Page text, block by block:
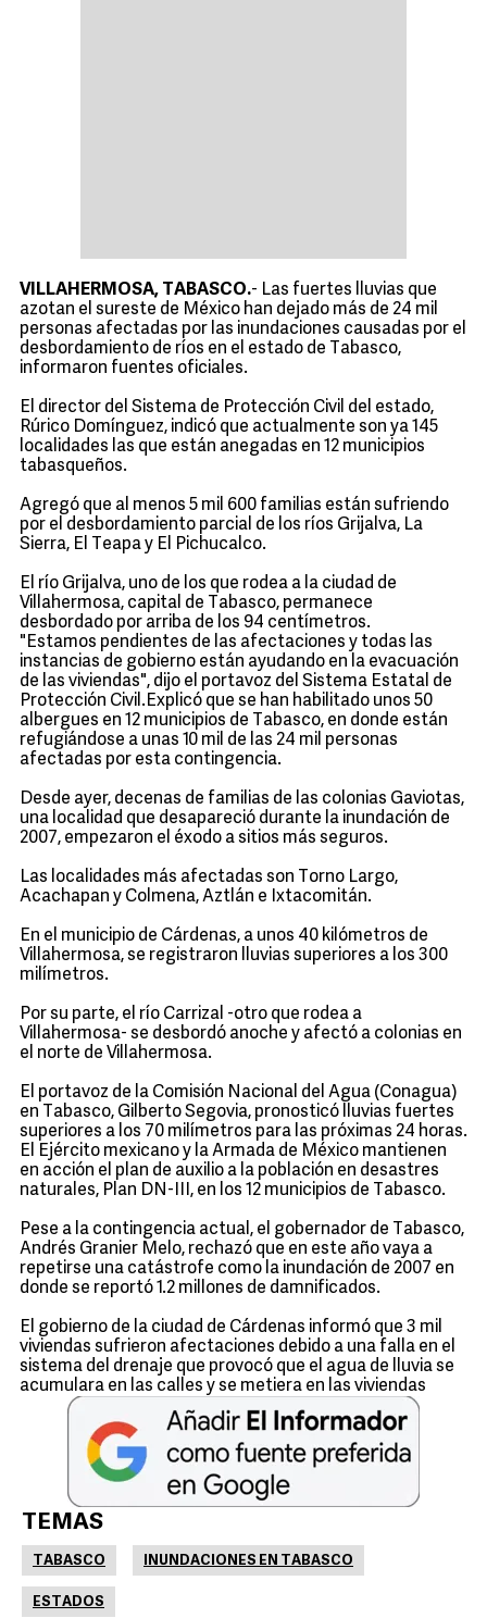
VILLAHERMOSA, TABASCO.- Las fuertes lluvias que
azotan el sureste de México han dejado más de 24 mil
personas afectadas por las inundaciones causadas por el
desbordamiento de ríos en el estado de Tabasco,
informaron fuentes oficiales.
El director del Sistema de Protección Civil del estado,
Rúrico Domínguez, indicó que actualmente son ya 145
localidades las que están anegadas en 12 municipios
tabasqueños.
Agregó que al menos 5 mil 600 familias están sufriendo
por el desbordamiento parcial de los ríos Grijalva, La
Sierra, El Teapa y El Pichucalco.
El río Grijalva, uno de los que rodea a la ciudad de
Villahermosa, capital de Tabasco, permanece
desbordado por arriba de los 94 centímetros.
"Estamos pendientes de las afectaciones y todas las
instancias de gobierno están ayudando en la evacuación
de las viviendas", dijo el portavoz del Sistema Estatal de
Protección Civil.Explicó que se han habilitado unos 50
albergues en 12 municipios de Tabasco, en donde están
refugiándose a unas 10 mil de las 24 mil personas
afectadas por esta contingencia.
Desde ayer, decenas de familias de las colonias Gaviotas,
una localidad que desapareció durante la inundación de
2007, empezaron el éxodo a sitios más seguros.
Las localidades más afectadas son Torno Largo,
Acachapan y Colmena, Aztlán e Ixtacomitán.
En el municipio de Cárdenas, a unos 40 kilómetros de
Villahermosa, se registraron lluvias superiores a los 300
milímetros.
Por su parte, el río Carrizal -otro que rodea a
Villahermosa- se desbordó anoche y afectó a colonias en
el norte de Villahermosa.
El portavoz de la Comisión Nacional del Agua (Conagua)
en Tabasco, Gilberto Segovia, pronosticó lluvias fuertes
superiores a los 70 milímetros para las próximas 24 horas.
El Ejército mexicano y la Armada de México mantienen
en acción el plan de auxilio a la población en desastres
naturales, Plan DN-III, en los 12 municipios de Tabasco.
Pese a la contingencia actual, el gobernador de Tabasco,
Andrés Granier Melo, rechazó que en este año vaya a
repetirse una catástrofe como la inundación de 2007 en
donde se reportó 1.2 millones de damnificados.
El gobierno de la ciudad de Cárdenas informó que 3 mil
viviendas sufrieron afectaciones debido a una falla en el
sistema del drenaje que provocó que el agua de lluvia se
acumulara en las calles y se metiera en las viviendas
TEMAS
TABASCO INUNDACIONES EN TABASCO
ESTADOS